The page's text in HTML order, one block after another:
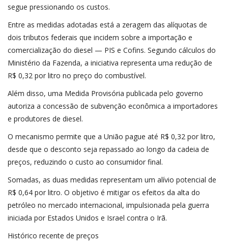
segue pressionando os custos.
Entre as medidas adotadas está a zeragem das alíquotas de
dois tributos federais que incidem sobre a importação e
comercialização do diesel — PIS e Cofins. Segundo cálculos do
Ministério da Fazenda, a iniciativa representa uma redução de
R$ 0,32 por litro no preço do combustível.
Além disso, uma Medida Provisória publicada pelo governo
autoriza a concessão de subvenção econômica a importadores
e produtores de diesel.
O mecanismo permite que a União pague até R$ 0,32 por litro,
desde que o desconto seja repassado ao longo da cadeia de
preços, reduzindo o custo ao consumidor final.
Somadas, as duas medidas representam um alívio potencial de
R$ 0,64 por litro. O objetivo é mitigar os efeitos da alta do
petróleo no mercado internacional, impulsionada pela guerra
iniciada por Estados Unidos e Israel contra o Irã.
Histórico recente de preços